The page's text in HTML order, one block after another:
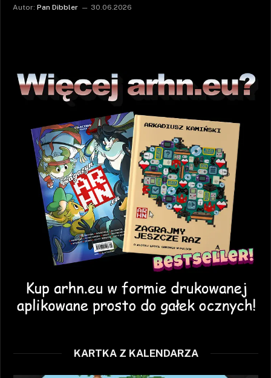
Autor: Pan Dibbler 30.06.2026
KARTKA Z KALENDARZA